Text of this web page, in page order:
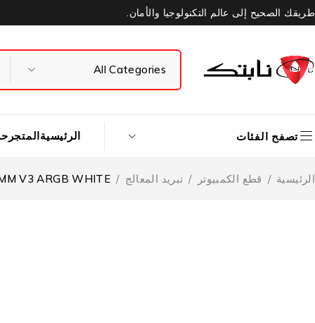
طريقك الصحيح إلى عالم التكنولوجيا والأمان.
تصفح الفئات الرئيسيةالمتجر
الرئيسية / قطع الكمبيوتر / تبريد المعالج /
V3 ARGB WHITE